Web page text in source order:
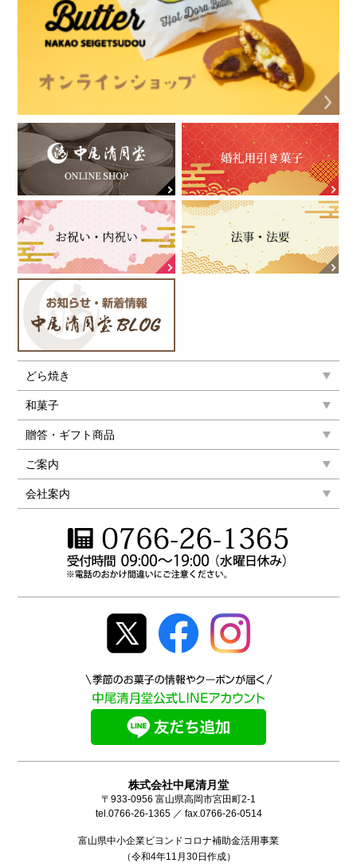
どら焼き
和菓子
贈答・ギフト商品
ご案内
会社案内
株式会社中尾清月堂
〒933-0956 富山県高岡市宮田町2-1
tel.0766-26-1365 ／ fax.0766-26-0514
富山県中小企業ビヨンドコロナ補助金活用事業
（令和4年11月30日作成）